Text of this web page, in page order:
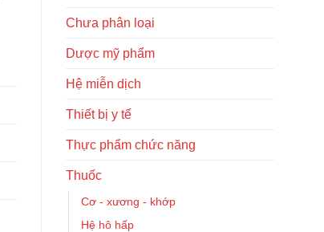
Chưa phân loại
Dược mỹ phẩm
Hệ miễn dịch
Thiết bị y tế
Thực phẩm chức năng
Thuốc
Cơ - xương - khớp
Hệ hô hấp